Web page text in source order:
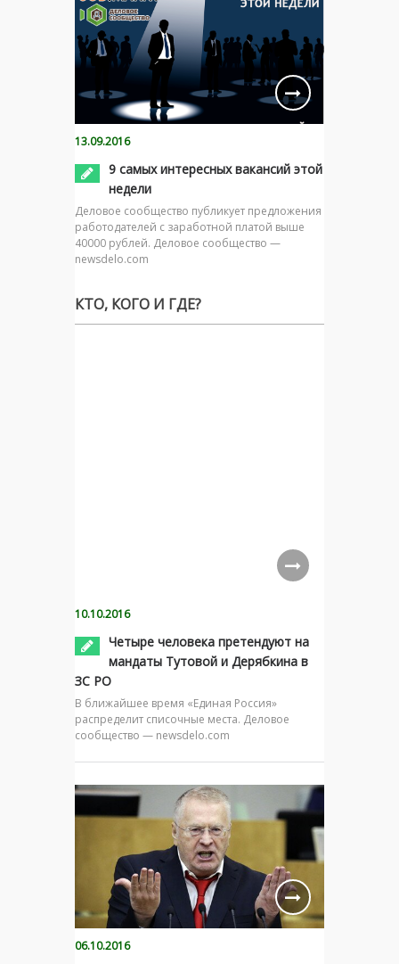
13.09.2016
9 самых интересных вакансий этой
недели
Деловое сообщество публикует предложения
работодателей с заработной платой выше
40000 рублей. Деловое сообщество —
newsdelo.com
КТО, КОГО И ГДЕ?
10.10.2016
Четыре человека претендуют на
мандаты Тутовой и Дерябкина в
ЗС РО
В ближайшее время «Единая Россия»
распределит списочные места. Деловое
сообщество — newsdelo.com
06.10.2016